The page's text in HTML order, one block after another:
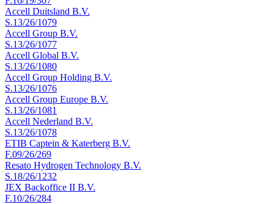
Accell Duitsland B.V.
S.13/26/1079
Accell Group B.V.
S.13/26/1077
Accell Global B.V.
S.13/26/1080
Accell Group Holding B.V.
S.13/26/1076
Accell Group Europe B.V.
S.13/26/1081
Accell Nederland B.V.
S.13/26/1078
ETIB Captein & Katerberg B.V.
F.09/26/269
Resato Hydrogen Technology B.V.
S.18/26/1232
JEX Backoffice II B.V.
F.10/26/284